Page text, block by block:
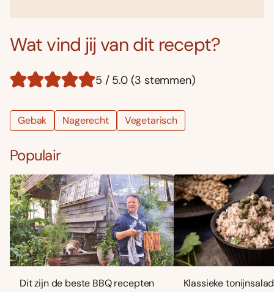
Wat vind jij van dit recept?
5 / 5.0 (3 stemmen)
Gebak Nagerecht Vegetarisch
Populair
Dit zijn de beste BBQ recepten
Klassieke